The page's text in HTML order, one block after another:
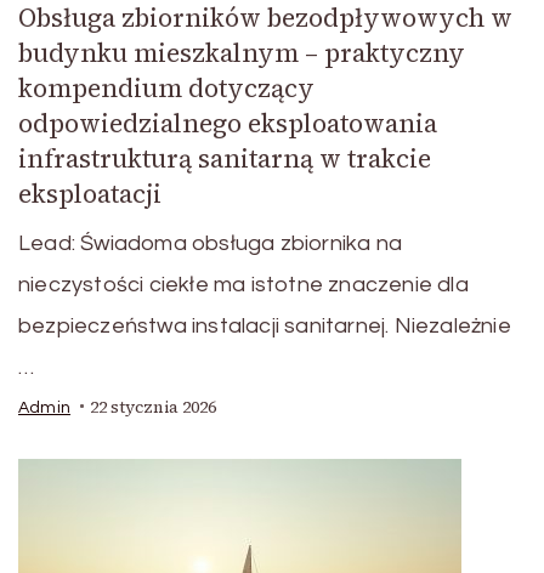
Obsługa zbiorników bezodpływowych w
budynku mieszkalnym – praktyczny
kompendium dotyczący
odpowiedzialnego eksploatowania
infrastrukturą sanitarną w trakcie
eksploatacji
Lead: Świadoma obsługa zbiornika na
nieczystości ciekłe ma istotne znaczenie dla
bezpieczeństwa instalacji sanitarnej. Niezależnie
…
Admin 22 stycznia 2026